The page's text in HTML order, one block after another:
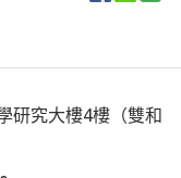
研究大樓4樓（雙和